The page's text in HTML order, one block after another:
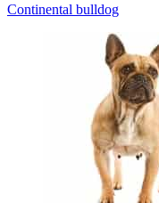
Continental bulldog